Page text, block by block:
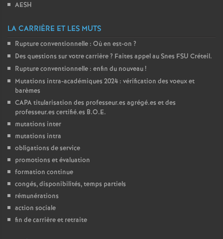
AESH
LA CARRIÈRE ET LES MUTS
Rupture conventionnelle : Où en est-on ?
Des questions sur votre carrière? Faites appel au Snes FSU Créteil.
Rupture conventionnelle : enfin du nouveau!
Mutations intra-académiques 2024 : vérification des voeux et
barèmes
CAPAtitularisation des professeur.es agrégé.es et des
professeur.es certifié.es B.O.E.
mutations inter
mutations intra
obligations de service
promotions et évaluation
formation continue
congés, disponibilités, temps partiels
rémunérations
action sociale
fin de carrière et retraite